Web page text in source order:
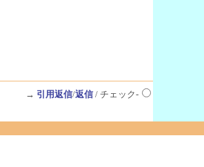
→ 引用返信/返信/ チェック-